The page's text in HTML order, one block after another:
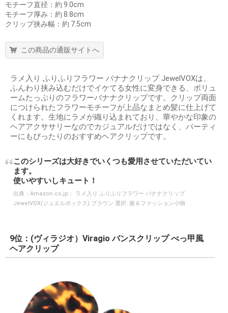
モチーフ直径：約 9.0cm
モチーフ厚み：約 8.8cm
クリップ挟み幅：約 7.5cm
この商品の通販サイトへ
ラメ入り ふりふりフラワー バナナクリップ JewelVOXは、
ふんわり挟み込むだけでイケてる女性に変身できる、ボリュ
ームたっぷりのフラワーバナナクリップです。クリップ両面
につけられたフラワーモチーフが上品なまとめ髪に仕上げて
くれます。生地にラメが織り込まれており、華やかな印象の
ヘアアクササリーなのでカジュアルだけではなく、パーティ
ーにもぴったりのおすすめヘアクリップです。
このシリーズは大好きでいくつも愛用させていただいてい
ます。
使いやすいしキュート！
出典： Amazon.co.jp： ラメ入り ふりふりフラワー バナナクリップ
JewelVOX(ジュエルボックス) ブラウン 選択: 服＆ファッション小物
9位：(ヴィラジオ）Viragio バンスクリップ べっ甲風
ヘアクリップ